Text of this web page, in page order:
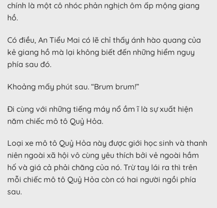
chính là một cô nhóc phản nghịch ôm ấp mộng giang
hồ.
Có điều, An Tiểu Mai có lẽ chỉ thấy ánh hào quang của
kẻ giang hồ mà lại không biết đến những hiểm nguy
phía sau đó.
Khoảng mấy phút sau. “Brum brum!”
Đi cùng với những tiếng máy nổ ầm ĩ là sự xuất hiện
năm chiếc mô tô Quỷ Hỏa.
Loại xe mô tô Quỷ Hỏa này được giới học sinh và thanh
niên ngoài xã hội vô cùng yêu thích bởi vẻ ngoài hầm
hố và giá cả phải chăng của nó. Trừ tay lái ra thì trên
mỗi chiếc mô tô Quỷ Hỏa còn có hai người ngồi phía
sau.